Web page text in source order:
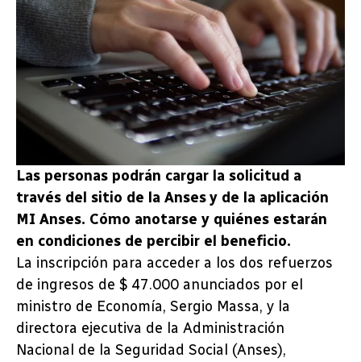
Las personas podrán cargar la solicitud a
través del sitio de la Anses y de la aplicación
MI Anses. Cómo anotarse y quiénes estarán
en condiciones de percibir el beneficio.
La inscripción para acceder a los dos refuerzos
de ingresos de $ 47.000 anunciados por el
ministro de Economía, Sergio Massa, y la
directora ejecutiva de la Administración
Nacional de la Seguridad Social (Anses),